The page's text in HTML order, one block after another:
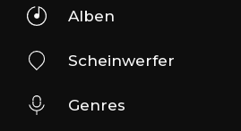
Alben
Scheinwerfer
Genres